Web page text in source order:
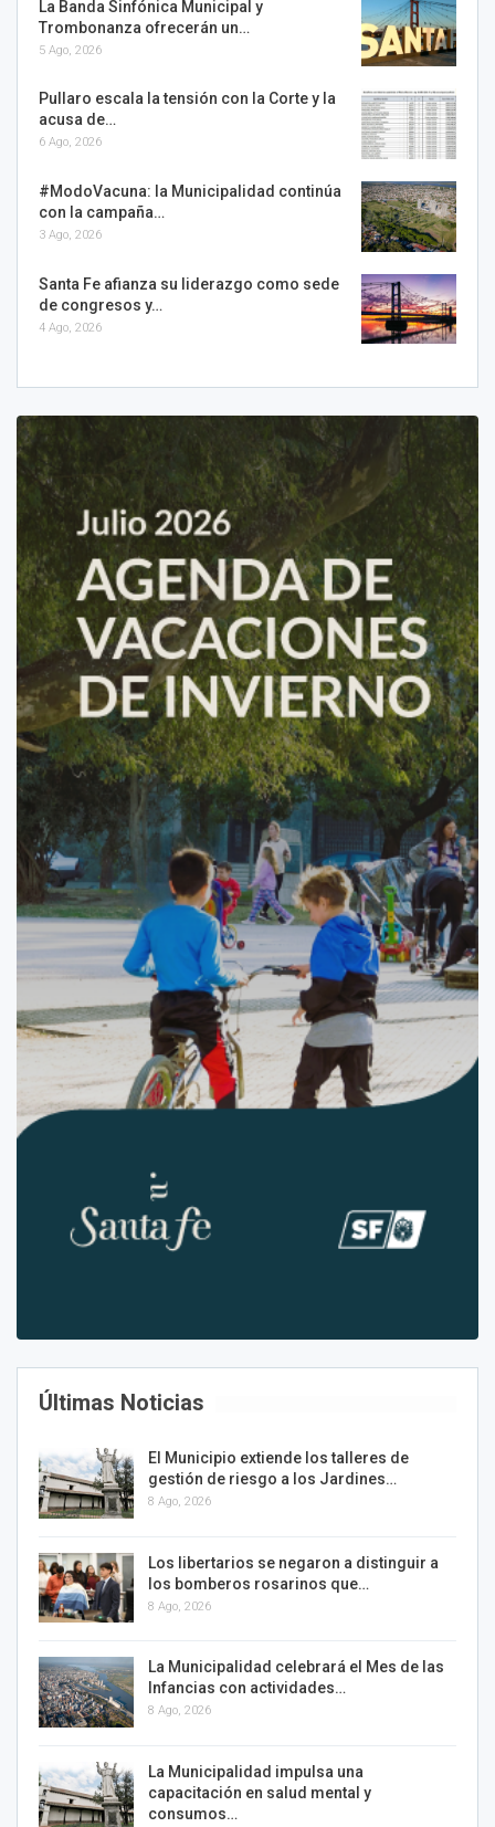
La Banda Sinfónica Municipal y
Trombonanza ofrecerán un…
5 Ago, 2026
Pullaro escala la tensión con la Corte y la
acusa de…
6 Ago, 2026
#ModoVacuna: la Municipalidad continúa
con la campaña…
3 Ago, 2026
Santa Fe afianza su liderazgo como sede
de congresos y…
4 Ago, 2026
Últimas Noticias
El Municipio extiende los talleres de
gestión de riesgo a los Jardines…
8 Ago, 2026
Los libertarios se negaron a distinguir a
los bomberos rosarinos que…
8 Ago, 2026
La Municipalidad celebrará el Mes de las
Infancias con actividades…
8 Ago, 2026
La Municipalidad impulsa una
capacitación en salud mental y
consumos…